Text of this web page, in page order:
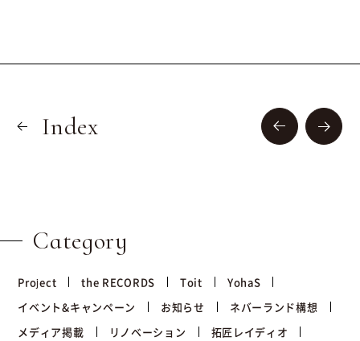
Index
Category
Project the RECORDS Toit
YohaS
イベント&キャンペーン
お知らせ
ネバーランド構想
メディア掲載
リノベーション
拓匠レイディオ